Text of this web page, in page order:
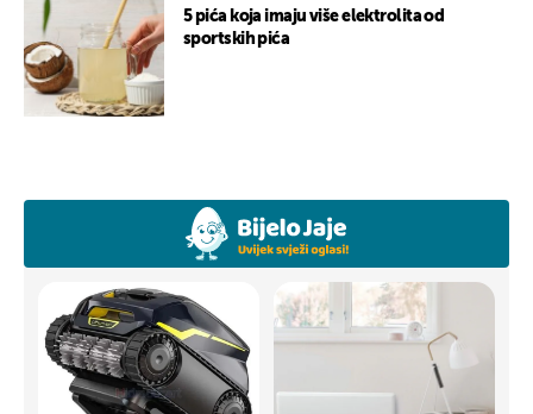
5 pića koja imaju više elektrolita od
sportskih pića